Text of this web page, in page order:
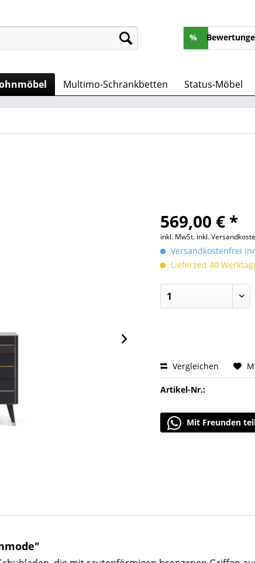
%
Multimo-Schrankbetten Status-Möbel
569,00 € *
inkl. MwSt. inkl.
Versandkostenfrei
Lieferzeit 40
Vergleichen
Artikel-Nr.:
Mit Freunden